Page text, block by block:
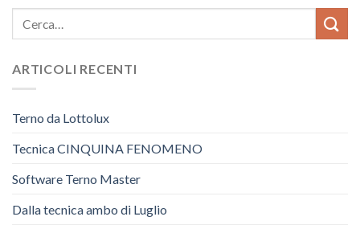
ARTICOLI RECENTI
Terno da Lottolux
Tecnica CINQUINA FENOMENO
Software Terno Master
Dalla tecnica ambo di Luglio